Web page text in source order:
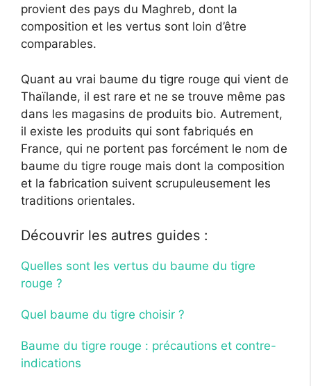
provient des pays du Maghreb, dont la
composition et les vertus sont loin d’être
comparables.
Quant au vrai baume du tigre rouge qui vient de
Thaïlande, il est rare et ne se trouve même pas
dans les magasins de produits bio. Autrement,
il existe les produits qui sont fabriqués en
France, qui ne portent pas forcément le nom de
baume du tigre rouge mais dont la composition
et la fabrication suivent scrupuleusement les
traditions orientales.
Découvrir les autres guides :
Quelles sont les vertus du baume du tigre
rouge ?
Quel baume du tigre choisir ?
Baume du tigre rouge : précautions et contre-
indications